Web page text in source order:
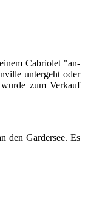
Ca­brio­let "an­
un­ter­geht oder
zum Ver­kauf
den Gar­der­see. Es